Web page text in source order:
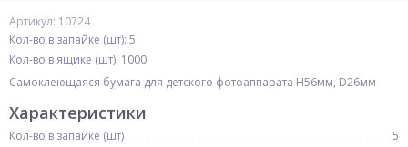
Артикул: 10724
Кол-во в запайке (шт): 5
Кол-во в ящике (шт): 1000
Самоклеющаяся бумага для детского фотоаппарата H56мм, D26мм
Характеристики
Кол-во в запайке (шт)
5